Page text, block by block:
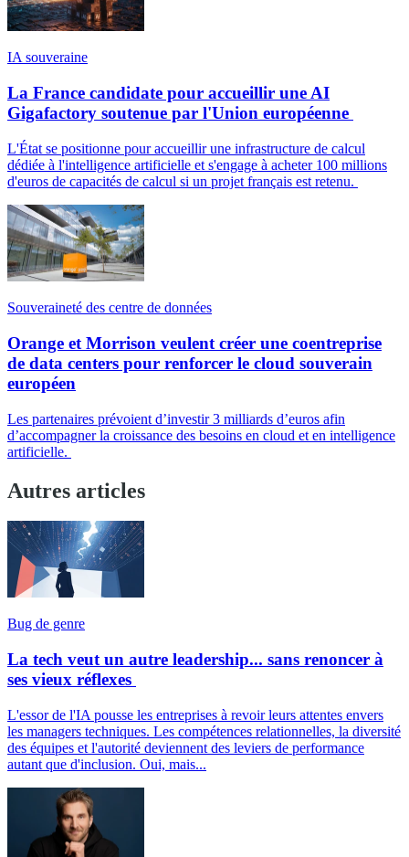
IA souveraine
La France candidate pour accueillir une AI
Gigafactory soutenue par l'Union européenne
L'État se positionne pour accueillir une infrastructure de calcul
dédiée à l'intelligence artificielle et s'engage à acheter 100 millions
d'euros de capacités de calcul si un projet français est retenu.
Souveraineté des centre de données
Orange et Morrison veulent créer une coentreprise
de data centers pour renforcer le cloud souverain
européen
Les partenaires prévoient d’investir 3 milliards d’euros afin
d’accompagner la croissance des besoins en cloud et en intelligence
artificielle.
Autres articles
Bug de genre
La tech veut un autre leadership... sans renoncer à
ses vieux réflexes
L'essor de l'IA pousse les entreprises à revoir leurs attentes envers
les managers techniques. Les compétences relationnelles, la diversité
des équipes et l'autorité deviennent des leviers de performance
autant que d'inclusion. Oui, mais...